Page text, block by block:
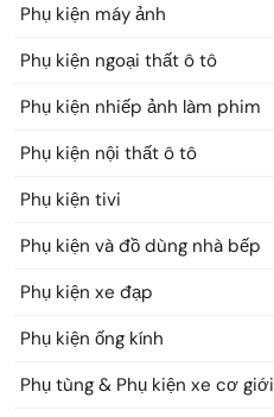
Phụ kiện máy ảnh
Phụ kiện ngoại thất ô tô
Phụ kiện nhiếp ảnh làm phim
Phụ kiện nội thất ô tô
Phụ kiện tivi
Phụ kiện và đồ dùng nhà bếp
Phụ kiện xe đạp
Phụ kiện ống kính
Phụ tùng & Phụ kiện xe cơ giới